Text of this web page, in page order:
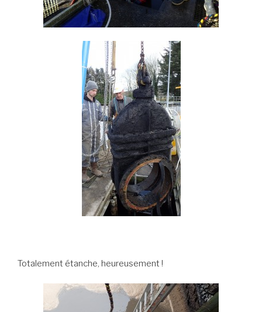
Totalement étanche, heureusement !